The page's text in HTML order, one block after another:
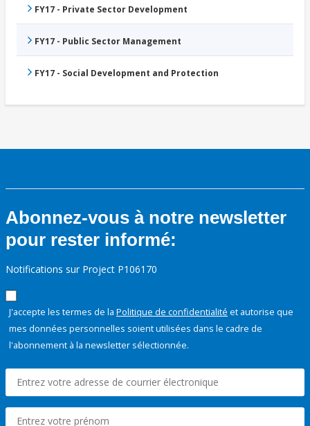
FY17 - Private Sector Development
FY17 - Public Sector Management
FY17 - Social Development and Protection
Abonnez-vous à notre newsletter
pour rester informé:
Notifications sur Project P106170
J'accepte les termes de la Politique de confidentialité et autorise que
mes données personnelles soient utilisées dans le cadre de
l'abonnement à la newsletter sélectionnée.